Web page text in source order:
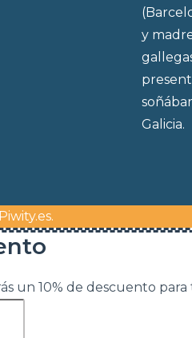
y
Galicia.
Piwity.es.
un 10% de descuento